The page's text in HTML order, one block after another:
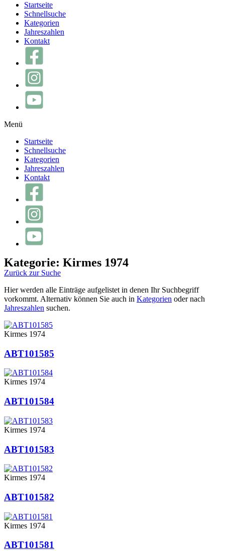
Startseite
Schnellsuche
Kategorien
Jahreszahlen
Kontakt
Menü
Startseite
Schnellsuche
Kategorien
Jahreszahlen
Kontakt
Kategorie: Kirmes 1974
Zurück zur Suche
Hier werden alle Einträge aufgelistet in denen Ihr Suchbegriff
vorkommt. Alternativ können Sie auch in Kategorien oder nach
Jahreszahlen suchen.
Kirmes 1974
ABT101585
Kirmes 1974
ABT101584
Kirmes 1974
ABT101583
Kirmes 1974
ABT101582
Kirmes 1974
ABT101581